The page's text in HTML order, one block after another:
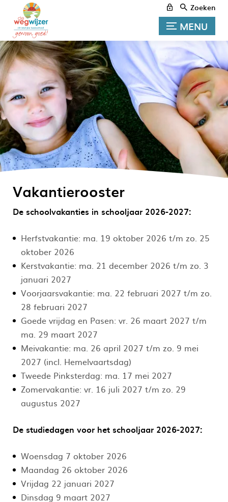
Zoeken
MENU
Vakantierooster
De schoolvakanties in schooljaar 2026-2027:
Herfstvakantie: ma. 19 oktober 2026 t/m zo. 25
oktober 2026
Kerstvakantie: ma. 21 december 2026 t/m zo. 3
januari 2027
Voorjaarsvakantie: ma. 22 februari 2027 t/m zo.
28 februari 2027
Goede vrijdag en Pasen: vr. 26 maart 2027 t/m
ma. 29 maart 2027
Meivakantie: ma. 26 april 2027 t/m zo. 9 mei
2027 (incl. Hemelvaartsdag)
Tweede Pinksterdag: ma. 17 mei 2027
Zomervakantie: vr. 16 juli 2027 t/m zo. 29
augustus 2027
De studiedagen voor het schooljaar 2026-2027:
Woensdag 7 oktober 2026
Maandag 26 oktober 2026
Vrijdag 22 januari 2027
Dinsdag 9 maart 2027